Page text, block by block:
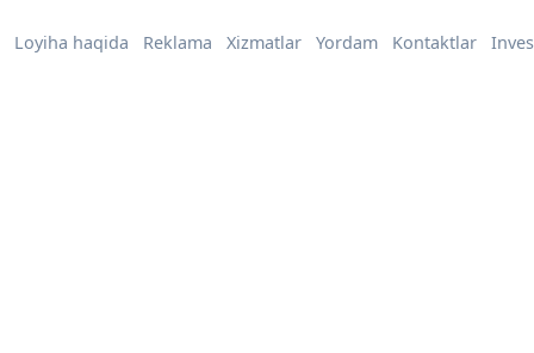
Loyiha haqida Reklama Xizmatlar Yordam Kontaktlar